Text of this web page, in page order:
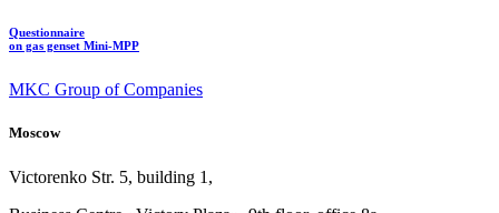
Questionnaire
on gas genset Mini-MPP
MKC Group of Companies
Moscow
Victorenko Str. 5, building 1,